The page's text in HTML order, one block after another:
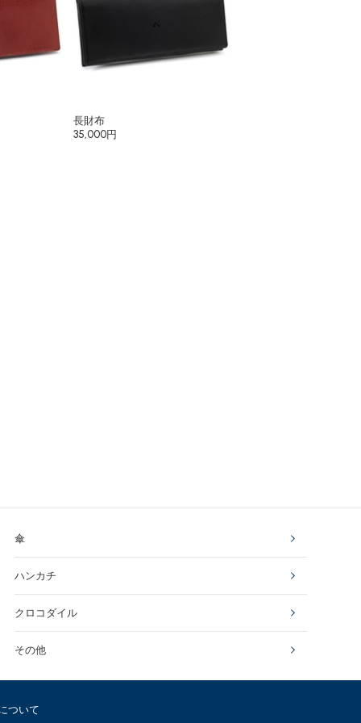
長財布
35,000円
傘
ハンカチ
クロコダイル
その他
ついて